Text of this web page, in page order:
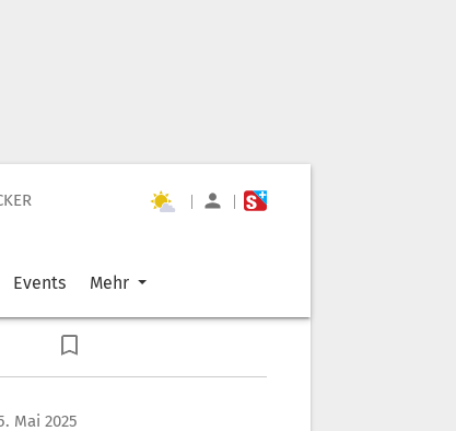
| |
Events Mehr
Mai 2025